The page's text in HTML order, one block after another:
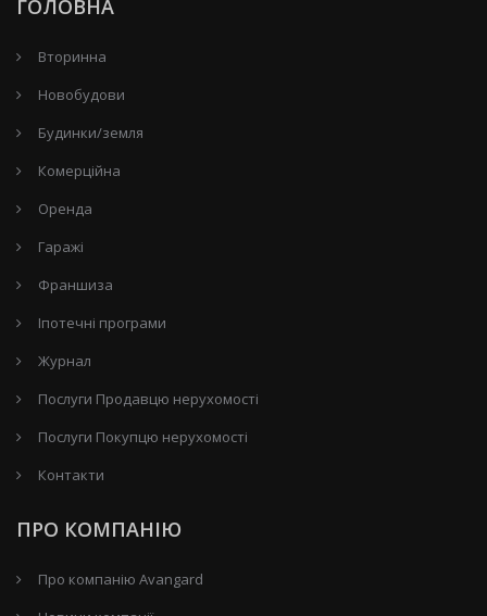
ГОЛОВНА
Вторинна
Новобудови
Будинки/земля
Комерційна
Оренда
Гаражі
Франшиза
Іпотечні програми
Журнал
Послуги Продавцю нерухомості
Послуги Покупцю нерухомості
Контакти
ПРО КОМПАНІЮ
Про компанію Avangard